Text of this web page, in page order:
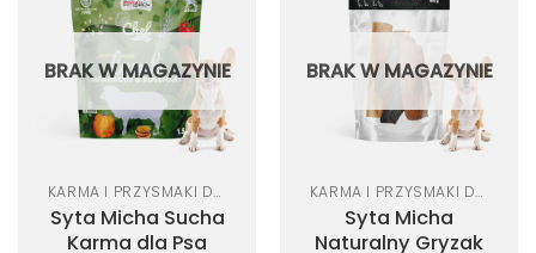
Dodaj
do
listy
życzeń
BRAK W MAGAZYNIE
KARMA I PRZYSMAKI DLA PSA
Syta Micha Sucha
Karma dla Psa
Dodaj
życzeń
BRAK W MAGAZYNIE
KARMA I PRZYSMAKI DLA PSA
Syta Micha
Naturalny Gryzak